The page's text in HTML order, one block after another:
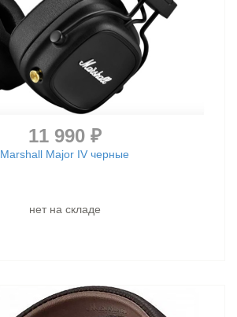
11 990 ₽
Marshall Major IV черные
нет на складе